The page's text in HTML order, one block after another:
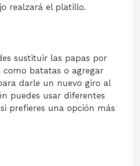
realzará el platillo.
sustituir las papas por
como batatas o agregar
darle un nuevo giro al
puedes usar diferentes
prefieres una opción más